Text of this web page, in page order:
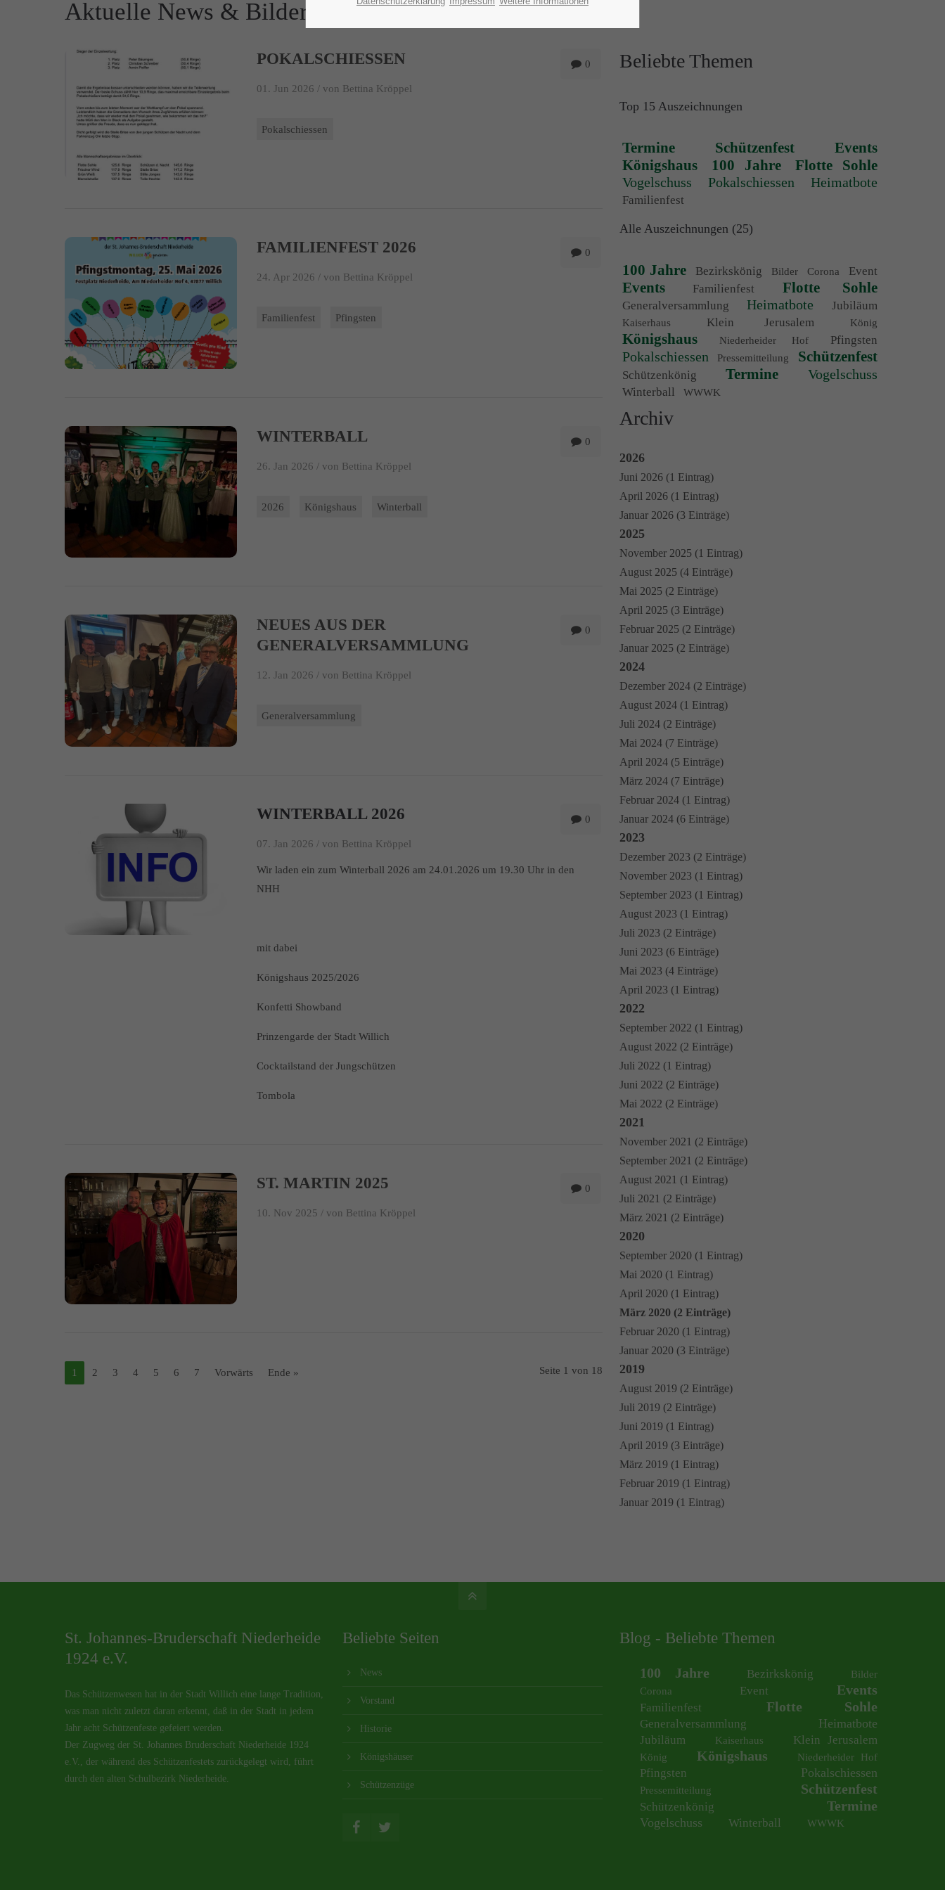
Aktuelle News & Bilder
0
POKALSCHIESSEN
01. Jun 2026 / von Bettina Kröppel
Pokalschiessen
0
FAMILIENFEST 2026
24. Apr 2026 / von Bettina Kröppel
Familienfest Pfingsten
0
WINTERBALL
26. Jan 2026 / von Bettina Kröppel
2026 Königshaus Winterball
0
NEUES AUS DER
GENERALVERSAMMLUNG
12. Jan 2026 / von Bettina Kröppel
Generalversammlung
0
WINTERBALL 2026
07. Jan 2026 / von Bettina Kröppel
Wir laden ein zum Winterball 2026 am 24.01.2026 um 19.30 Uhr in den
NHH
mit dabei
Königshaus 2025/2026
Konfetti Showband
Prinzengarde der Stadt Willich
Cocktailstand der Jungschützen
Tombola
0
ST. MARTIN 2025
10. Nov 2025 / von Bettina Kröppel
Seite 1 von 18
1 2 3 4 5 6 7 Vorwärts Ende »
Beliebte Themen
Top 15 Auszeichnungen
Termine Schützenfest
Events
Königshaus
100 Jahre Flotte Sohle
Vogelschuss Pokalschiessen Heimatbote
Familienfest
Alle Auszeichnungen (25)
100 Jahre Bezirkskönig Bilder Corona Event
Events Familienfest Flotte Sohle
Generalversammlung Heimatbote Jubiläum
Kaiserhaus Klein Jerusalem König
Königshaus Niederheider Hof Pfingsten
Pokalschiessen Pressemitteilung Schützenfest
Schützenkönig Termine Vogelschuss
Winterball WWWK
Archiv
2026
Juni 2026 (1 Eintrag)
April 2026 (1 Eintrag)
Januar 2026 (3 Einträge)
2025
November 2025 (1 Eintrag)
August 2025 (4 Einträge)
Mai 2025 (2 Einträge)
April 2025 (3 Einträge)
Februar 2025 (2 Einträge)
Januar 2025 (2 Einträge)
2024
Dezember 2024 (2 Einträge)
August 2024 (1 Eintrag)
Juli 2024 (2 Einträge)
Mai 2024 (7 Einträge)
April 2024 (5 Einträge)
März 2024 (7 Einträge)
Februar 2024 (1 Eintrag)
Januar 2024 (6 Einträge)
2023
Dezember 2023 (2 Einträge)
November 2023 (1 Eintrag)
September 2023 (1 Eintrag)
August 2023 (1 Eintrag)
Juli 2023 (2 Einträge)
Juni 2023 (6 Einträge)
Mai 2023 (4 Einträge)
April 2023 (1 Eintrag)
2022
September 2022 (1 Eintrag)
August 2022 (2 Einträge)
Juli 2022 (1 Eintrag)
Juni 2022 (2 Einträge)
Mai 2022 (2 Einträge)
2021
November 2021 (2 Einträge)
September 2021 (2 Einträge)
August 2021 (1 Eintrag)
Juli 2021 (2 Einträge)
März 2021 (2 Einträge)
2020
September 2020 (1 Eintrag)
Mai 2020 (1 Eintrag)
April 2020 (1 Eintrag)
März 2020 (2 Einträge)
Februar 2020 (1 Eintrag)
Januar 2020 (3 Einträge)
2019
August 2019 (2 Einträge)
Juli 2019 (2 Einträge)
Juni 2019 (1 Eintrag)
April 2019 (3 Einträge)
März 2019 (1 Eintrag)
Februar 2019 (1 Eintrag)
Januar 2019 (1 Eintrag)
St. Johannes-Bruderschaft Niederheide
1924 e.V.
Das Schützenwesen hat in der Stadt Willich eine lange Tradition,
was man nicht zuletzt daran erkennt, daß in der Stadt in jedem
Jahr acht Schützenfeste gefeiert werden.
Der Zugweg der St. Johannes Bruderschaft Niederheide 1924
e.V., der während des Schützenfestets zurückgelegt wird, führt
durch den alten Schulbezirk Niederheide.
Beliebte Seiten
News
Vorstand
Historie
Königshäuser
Schützenzüge
Blog - Beliebte Themen
100 Jahre Bezirkskönig
Bilder
Corona
Event Events
Familienfest Flotte Sohle
Generalversammlung Heimatbote
Jubiläum Kaiserhaus Klein Jerusalem
König Königshaus Niederheider Hof
Pfingsten Pokalschiessen
Pressemitteilung Schützenfest
Schützenkönig Termine
Vogelschuss Winterball WWWK